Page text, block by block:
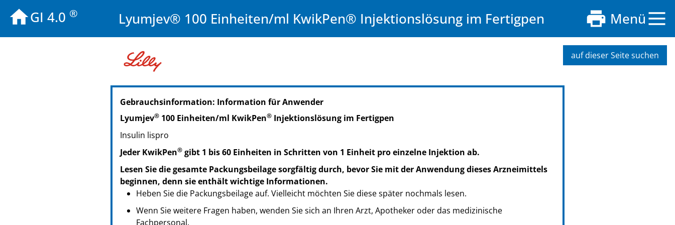
GI 4.0 ® Lyumjev® 100 Einheiten/ml KwikPen® Injektionslösung im Fertigpen Menü
auf dieser Seite suchen
PZN: 16508338
PPN: 111650833803
NTIN: 04150165083380
PPN: 111650832113
NTIN: 04150165083212
PZN: 16508350
PPN: 111650835032
NTIN: 04150165083502
Gebrauchsinformation: Information für Anwender
Lyumjev® 100 Einheiten/ml KwikPen® Injektionslösung im Fertigpen
Insulin lispro
Jeder KwikPen® gibt 1 bis 60 Einheiten in Schritten von 1 Einheit pro einzelne Injektion ab.
Lesen Sie die gesamte Packungsbeilage sorgfältig durch, bevor Sie mit der Anwendung dieses Arzneimittels
beginnen, denn sie enthält wichtige Informationen.
Heben Sie die Packungsbeilage auf. Vielleicht möchten Sie diese später nochmals lesen.
Wenn Sie weitere Fragen haben, wenden Sie sich an Ihren Arzt, Apotheker oder das medizinische
Fachpersonal.